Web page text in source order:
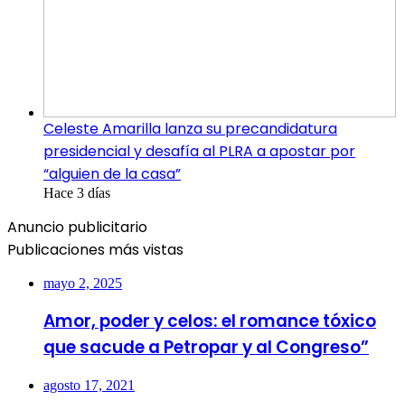
Celeste Amarilla lanza su precandidatura
presidencial y desafía al PLRA a apostar por
“alguien de la casa”
Hace 3 días
Anuncio publicitario
Publicaciones más vistas
mayo 2, 2025
Amor, poder y celos: el romance tóxico
que sacude a Petropar y al Congreso”
agosto 17, 2021